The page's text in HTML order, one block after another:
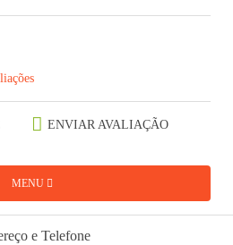
ENVIAR AVALIAÇÃO
MENU
e Telefone